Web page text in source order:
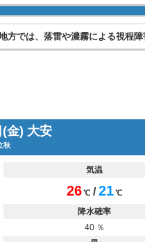
方では、落雷や濃霧による視程障
金) 大安
秋
気温
26℃ /21℃
降水確率
40 ％